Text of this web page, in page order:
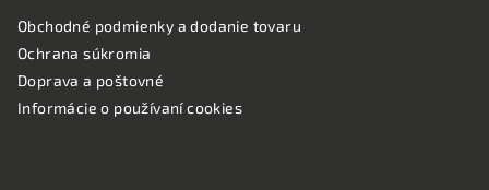
Obchodné podmienky a dodanie tovaru
Ochrana súkromia
Doprava a poštovné
Informácie o používaní cookies